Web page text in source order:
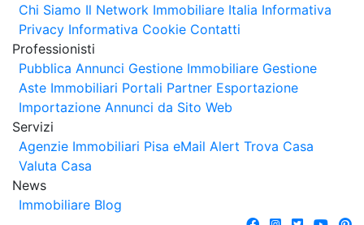
Chi Siamo Il Network Immobiliare Italia Informativa
Privacy Informativa Cookie Contatti
Professionisti
Pubblica Annunci Gestione Immobiliare Gestione
Aste Immobiliari Portali Partner Esportazione
Importazione Annunci da Sito Web
Servizi
Agenzie Immobiliari Pisa eMail Alert Trova Casa
Valuta Casa
News
Immobiliare Blog